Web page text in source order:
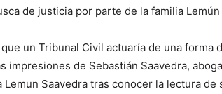
de justicia por parte de la familia Lemún
un Tribunal Civil actuaría de una forma
impresiones de Sebastián Saavedra,
Saavedra tras conocer la lectura